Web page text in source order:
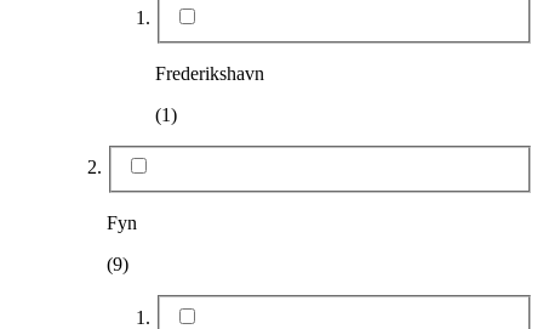
Frederikshavn
(1)
Fyn
(9)